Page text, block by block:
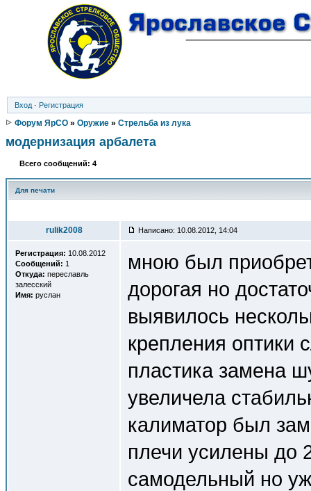
Вход · Регистрация
Форум ЯрСО » Оружие » Стрельба из лука
модернизация арбалета
Всего сообщений: 4
Для печати
rulik2008 Написано: 10.08.2012, 14:04
Регистрация: 10.08.2012
Сообщений: 1
Откуда: переславль
залесский
Имя: руслан
мною был
дорогая но
выявилось
крепления оптики
пластика замена
увеличела
калиматор был
плечи усилены до
самодельный но